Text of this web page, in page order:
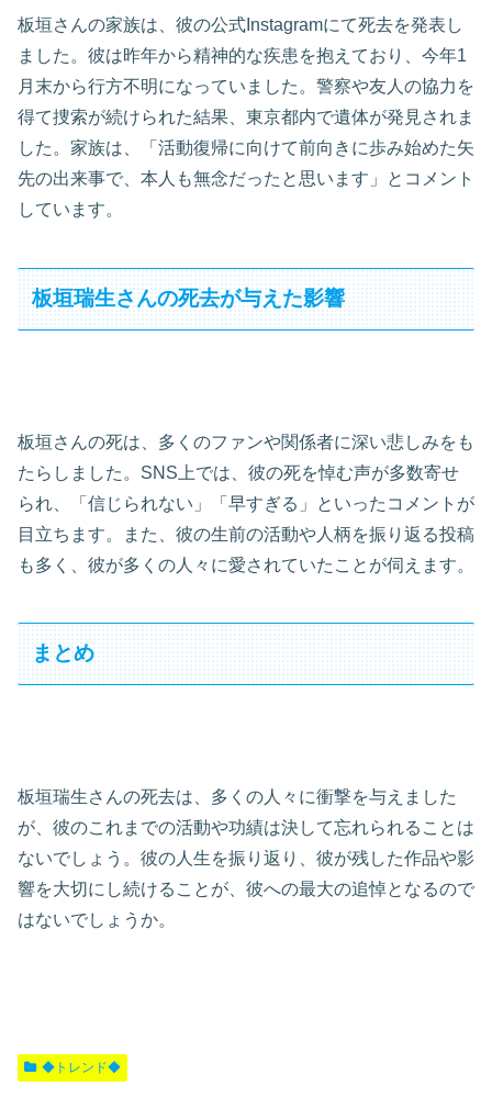
板垣さんの家族は、彼の公式Instagramにて死去を発表し
ました。彼は昨年から精神的な疾患を抱えており、今年1
月末から行方不明になっていました。警察や友人の協力を
得て捜索が続けられた結果、東京都内で遺体が発見されま
した。家族は、「活動復帰に向けて前向きに歩み始めた矢
先の出来事で、本人も無念だったと思います」とコメント
しています。
板垣瑞生さんの死去が与えた影響
板垣さんの死は、多くのファンや関係者に深い悲しみをも
たらしました。SNS上では、彼の死を悼む声が多数寄せ
られ、「信じられない」「早すぎる」といったコメントが
目立ちます。また、彼の生前の活動や人柄を振り返る投稿
も多く、彼が多くの人々に愛されていたことが伺えます。
まとめ
板垣瑞生さんの死去は、多くの人々に衝撃を与えました
が、彼のこれまでの活動や功績は決して忘れられることは
ないでしょう。彼の人生を振り返り、彼が残した作品や影
響を大切にし続けることが、彼への最大の追悼となるので
はないでしょうか。
◆トレンド◆